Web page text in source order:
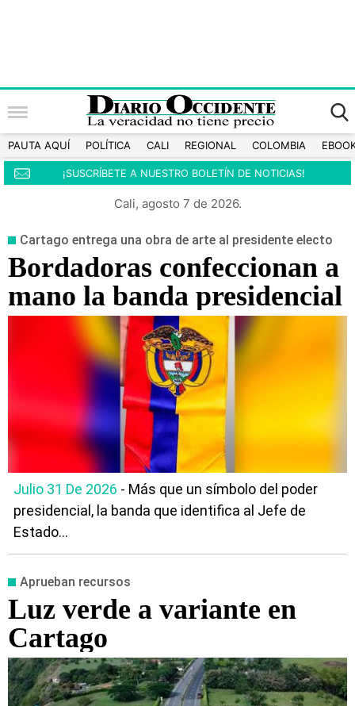
PAUTA AQUÍ POLÍTICA CALI REGIONAL COLOMBIA
¡SUSCRÍBETE A NUESTRO BOLETÍN DE NOTICIAS!
Cali, agosto 7 de 2026.
Cartago entrega una obra de arte al presidente electo
Bordadoras confeccionan a
mano la banda presidencial
Julio 31 De 2026 - Más que un símbolo del poder
presidencial, la banda que identifica al Jefe de
Estado...
Aprueban recursos
Luz verde a variante en
Cartago